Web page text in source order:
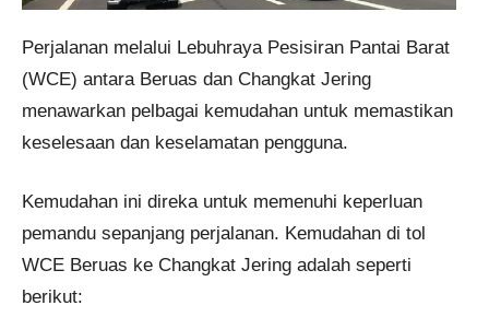
Perjalanan melalui Lebuhraya Pesisiran Pantai Barat
(WCE) antara Beruas dan Changkat Jering
menawarkan pelbagai kemudahan untuk memastikan
keselesaan dan keselamatan pengguna.
Kemudahan ini direka untuk memenuhi keperluan
pemandu sepanjang perjalanan. Kemudahan di tol
WCE Beruas ke Changkat Jering adalah seperti
berikut: